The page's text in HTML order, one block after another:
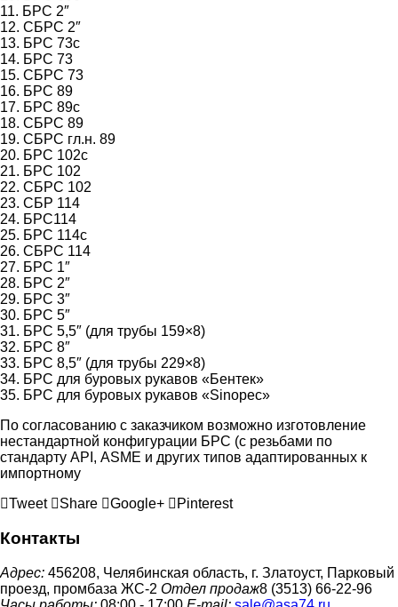
11. БРС 2″
12. СБРС 2″
13. БРС 73с
14. БРС 73
15. СБРС 73
16. БРС 89
17. БРС 89с
18. СБРС 89
19. СБРС гл.н. 89
20. БРС 102с
21. БРС 102
22. СБРС 102
23. СБР 114
24. БРС114
25. БРС 114с
26. СБРС 114
27. БРС 1″
28. БРС 2″
29. БРС 3″
30. БРС 5″
31. БРС 5,5″ (для трубы 159×8)
32. БРС 8″
33. БРС 8,5″ (для трубы 229×8)
34. БРС для буровых рукавов «Бентек»
35. БРС для буровых рукавов «Sinopec»
По согласованию с заказчиком возможно изготовление
нестандартной конфигурации БРС (с резьбами по
стандарту АРI, АSME и других типов адаптированных к
импортному
Tweet
Share Google+ Pinterest
Контакты
Адрес: 456208, Челябинская область, г. Златоуст, Парковый
проезд, промбаза ЖС-2 Отдел продаж8 (3513) 66-22-96